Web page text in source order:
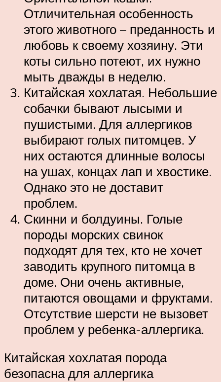
Отличительная особенность
этого животного – преданность и
любовь к своему хозяину. Эти
коты сильно потеют, их нужно
мыть дважды в неделю.
Китайская хохлатая. Небольшие
собачки бывают лысыми и
пушистыми. Для аллергиков
выбирают голых питомцев. У
них остаются длинные волосы
на ушах, концах лап и хвостике.
Однако это не доставит
проблем.
Скинни и болдуины. Голые
породы морских свинок
подходят для тех, кто не хочет
заводить крупного питомца в
доме. Они очень активные,
питаются овощами и фруктами.
Отсутствие шерсти не вызовет
проблем у ребенка-аллергика.
Китайская хохлатая порода
безопасна для аллергика